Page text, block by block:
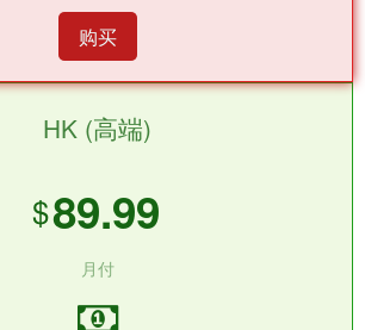
购买
HK (高端)
$89.99
月付